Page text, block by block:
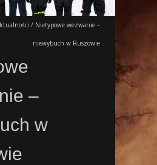
/ Nietypowe wezwanie –
niewybuch w Ruszowie
–
w